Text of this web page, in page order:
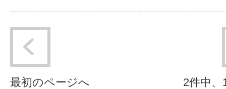
2件中、
最初のページへ